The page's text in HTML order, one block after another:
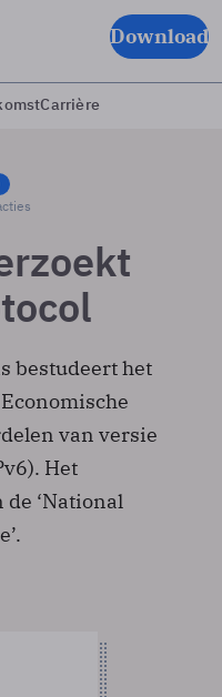
Download
Carrière
bestudeert het
van versie
Het
‘National